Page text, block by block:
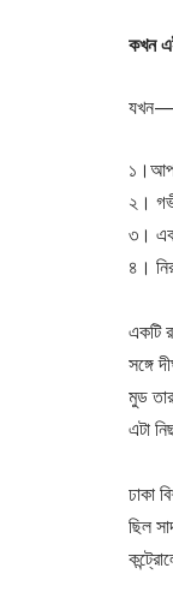
কখন
২।
৩।
৪।
একটি
সঙ্গে
মুড
এটা
ঢাকা
ছিল